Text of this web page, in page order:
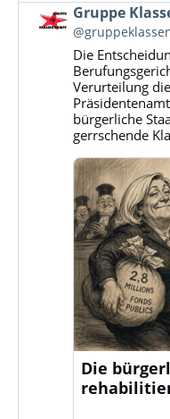
Beitrag
von
Gruppe
Klassenkampf
Bluesky
ansehen
Gruppe
Die
Verurteilung
bürgerliche
gerrschende
Die